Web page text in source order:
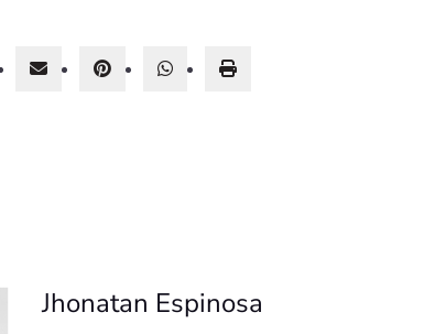
Jhonatan Espinosa